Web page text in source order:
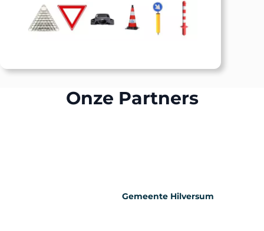
Onze Partners
Gemeente Hilversum